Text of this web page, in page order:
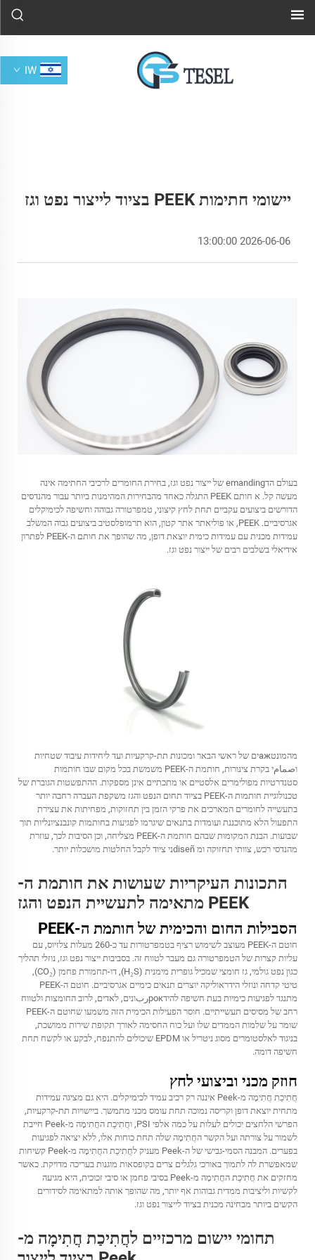
IW
יישומי חתימות PEEK בציוד לייצור נפט וגז
2026-06-06 13:00:00
בעולם הדemanding של ייצור נפט וגז, בחירת החומרים לרכיבי החתימה אינה
מעשה קל. א חותם PEEK
התגלה כאחד מהבחירות המהימנות ביותר עבור מהנדסים
הדורשים ביצועים עקביים תחת לחץ קיצוני, טמפרטורה גבוהה וחשיפה לכימיקלים
אגרסיביים. PEEK, או פוליאתר אתר קטון, הוא תרמופלסטיב ביצועים גבוה המשלב
עמידות מכנית עם עמידות כימית יוצאת דופן, מה שהופך את חותם ה-PEEK לפתרון
אידיאלי בשלבים רבים של ייצור נפט וגז.
מהמונטажים של ראשי הבאר ומכונות תת-קרקעיות ועד ליחידות עיבוד שטחיות
וصمامי בקרת צינורות, חותמת ה-PEEK משמשת בכל מקום שבו חותמות
סטנדרטיות מפולימרים אלסטיים או מתכתיים אינן מספקות. ההתפשטות הגוברת של
טכנולוגיית חותמות ה-PEEK בציוד תחום הנפט והגז משקפת העברה רחבה יותר
בתעשייה לחומרים המארכים את פרקי הזמן בין תחזוקות, מפחיתות את עצירת
התפעול הלא מתוכננת ועומדות בתנאים שיגרמו לפגיעות בחותמות קונבנציונליות תוך
שבועות. הבנת המקומות שבהם חותמת ה-PEEK מצליחה, וכן הסיבות לכך, עוזרת
מהנדסי רכש, צוותי תחזוקה ומ diseñני ציוד לקבל החלטות מושכלות יותר.
התכונות העיקריות שעושות את חותמת ה-
PEEK מתאימה לתעשיית הנפט והגז
הסבילות החום והכימית של חותמת ה-PEEK
חוטם ה-PEEK מעוצב לשימוש רציף בטמפרטורות עד כ-260 מעלות צלזיוס, עם
עליות קצרות של הטמפרטורה גם מעבר לטווח זה. בסביבות ייצור נפט וגז, נוזלי תהליך
כגון נפט גולמי, גז חומצי שמכיל גופרית מימנית (H₂S), דו-תחמורת פחמן (CO₂),
טיטי קדחה ונוזלי הידראוליקה יוצרים תנאים כימיים אגרסיביים. חוטם ה-PEEK
מתנגד לפגיעות כימיות בעת חשיפה להידрокربונים, לאדים, לרוב החומצות ולטווח
רחב של מסיסים תעשייתיים. חוסר הפעילות הכימית הזה משמעו שחוטם ה-PEEK
שומר על שלמות הממדים שלו ועל כוח החסימה לאורך תקופת שירות ממושכת,
בניגוד לאלסטומרים מסוג ניטריל או EPDM שיכולים להתנפח, לבקע או לקשח תחת
חשיפה דומה.
חוזק מכני וביצועי לחץ
חֲתִיכַת חֲתִימָה מ-Peek איננה רק רכיב עמיד לכימיקלים. היא גם מציגה עמידות
מתחית יוצאת דופן וקריסה נמוכה תחת עומס מכני מתמשך. ביישויות תת-קרקעיות,
הפרשי הלחצים יכולים לעלות על כמה אלפי PSI, וחֲתִיכַת החֲתִימָה מ-Peek חייבת
לשמור על צורתה ועל הקשר החֲתִימָה שלה תחת כוחות אלו, ללא יציאה לפגיעות
בפערים. המבנה הסמי-גבישי של ה-Peek מעניק לחֲתִיכַת החֲתִימָה מ-Peek קשיחות
שמאפשרת לה לתמוך באורכי גלגלים צרים בקופסאות מוגנות בעריכה מדויקת. כאשר
מחזקים את חֲתִיכַת החֲתִימָה מ-Peek בסיבי פחמן או סיבי זכוכית, היא מגיעה
לקשיות וליציבות ממדית גבוהות אף יותר, מה שהופך אותה למתאימה לסידורים
הקשים ביותר מבחינה מכנית בציוד לייצור נפט וגז.
תחומי יישום מרכזיים לחֲתִיכַת חֲתִימָה מ-